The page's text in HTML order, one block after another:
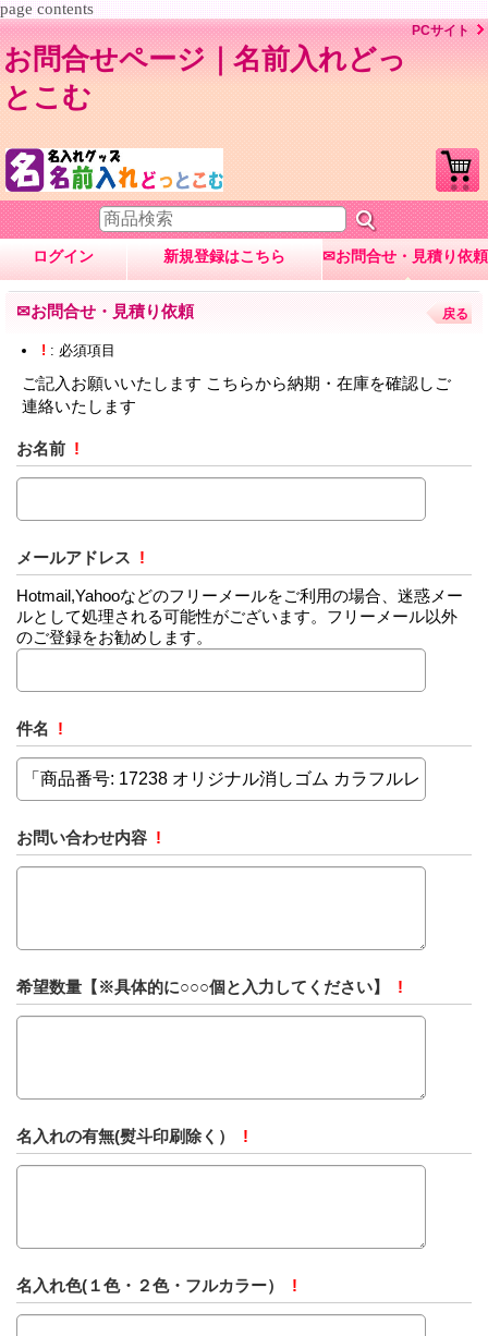
page contents
お問合せページ｜名前入れどっ
とこむ
PCサイト
ログイン 新規登録はこちら ✉お問合せ・見積り依頼
✉お問合せ・見積り依頼 戻る
! : 必須項目
ご記入お願いいたします こちらから納期・在庫を確認しご
連絡いたします
お名前 !
メールアドレス !
Hotmail,Yahooなどのフリーメールをご利用の場合、迷惑メー
ルとして処理される可能性がございます。フリーメール以外
のご登録をお勧めします。
件名 !
お問い合わせ内容 !
希望数量【※具体的に○○○個と入力してください】 !
名入れの有無(熨斗印刷除く） !
名入れ色(１色・２色・フルカラー） !